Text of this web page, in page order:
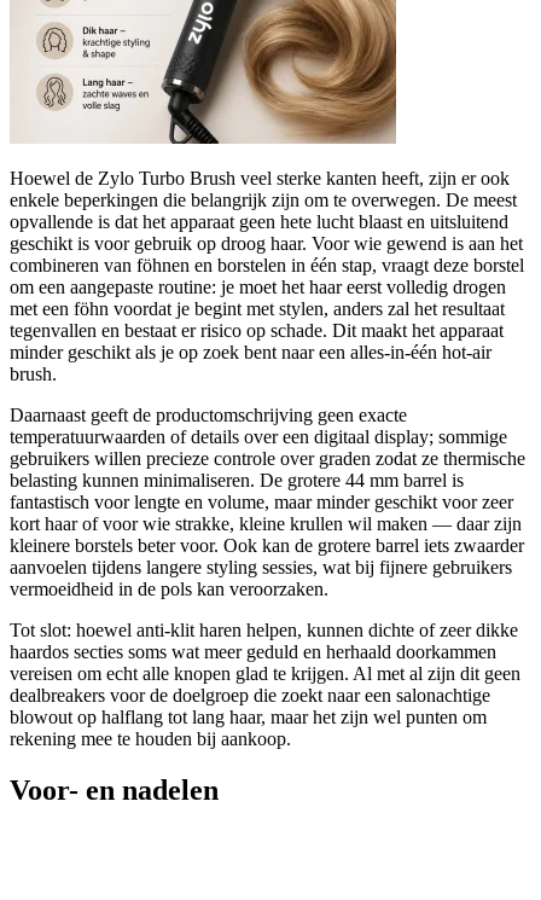
Hoewel de Zylo Turbo Brush veel sterke kanten heeft, zijn er ook
enkele beperkingen die belangrijk zijn om te overwegen. De meest
opvallende is dat het apparaat geen hete lucht blaast en uitsluitend
geschikt is voor gebruik op droog haar. Voor wie gewend is aan het
combineren van föhnen en borstelen in één stap, vraagt deze borstel
om een aangepaste routine: je moet het haar eerst volledig drogen
met een föhn voordat je begint met stylen, anders zal het resultaat
tegenvallen en bestaat er risico op schade. Dit maakt het apparaat
minder geschikt als je op zoek bent naar een alles-in-één hot-air
brush.
Daarnaast geeft de productomschrijving geen exacte
temperatuurwaarden of details over een digitaal display; sommige
gebruikers willen precieze controle over graden zodat ze thermische
belasting kunnen minimaliseren. De grotere 44 mm barrel is
fantastisch voor lengte en volume, maar minder geschikt voor zeer
kort haar of voor wie strakke, kleine krullen wil maken — daar zijn
kleinere borstels beter voor. Ook kan de grotere barrel iets zwaarder
aanvoelen tijdens langere styling sessies, wat bij fijnere gebruikers
vermoeidheid in de pols kan veroorzaken.
Tot slot: hoewel anti-klit haren helpen, kunnen dichte of zeer dikke
haardos secties soms wat meer geduld en herhaald doorkammen
vereisen om echt alle knopen glad te krijgen. Al met al zijn dit geen
dealbreakers voor de doelgroep die zoekt naar een salonachtige
blowout op halflang tot lang haar, maar het zijn wel punten om
rekening mee te houden bij aankoop.
Voor- en nadelen